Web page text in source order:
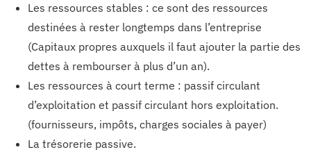
Les ressources stables : ce sont des ressources
destinées à rester longtemps dans l’entreprise
(Capitaux propres auxquels il faut ajouter la partie des
dettes à rembourser à plus d’un an).
Les ressources à court terme : passif circulant
d’exploitation et passif circulant hors exploitation.
(fournisseurs, impôts, charges sociales à payer)
La trésorerie passive.